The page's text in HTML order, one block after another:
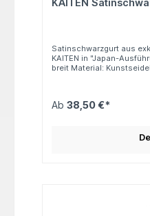
Satinschwarzgurt aus
KAITEN in "Japan-
breit Material:
Ab 38,50 €*